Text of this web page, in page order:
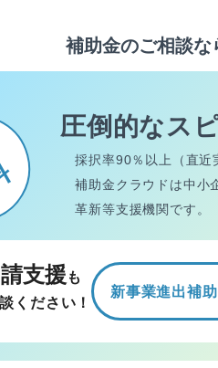
補助金のご相談な
圧倒的なス
採択率90％以上（直近
補助金クラウドは中小
革新等支援機関です。
支援 も
ください！
新事業進出補